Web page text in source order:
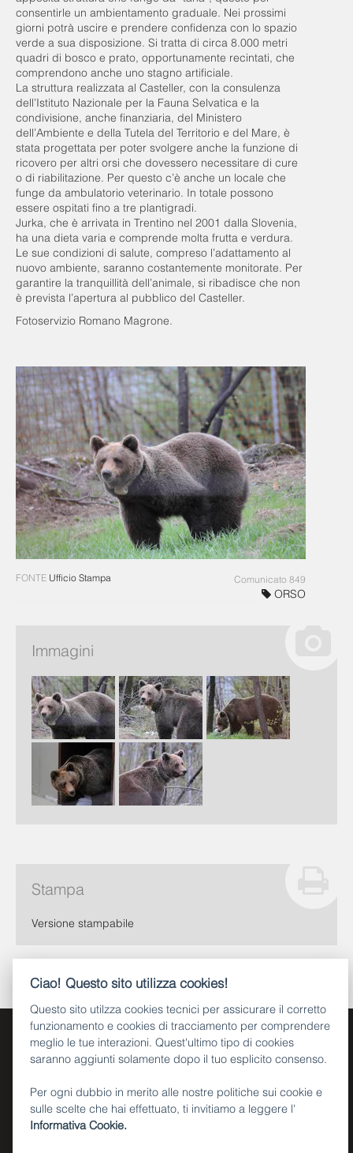
consentirle un ambientamento graduale. Nei prossimi
giorni potrà uscire e prendere confidenza con lo spazio
verde a sua disposizione. Si tratta di circa 8.000 metri
quadri di bosco e prato, opportunamente recintati, che
comprendono anche uno stagno artificiale.
La struttura realizzata al Casteller, con la consulenza
dell’Istituto Nazionale per la Fauna Selvatica e la
condivisione, anche finanziaria, del Ministero
dell’Ambiente e della Tutela del Territorio e del Mare, è
stata progettata per poter svolgere anche la funzione di
ricovero per altri orsi che dovessero necessitare di cure
o di riabilitazione. Per questo c’è anche un locale che
funge da ambulatorio veterinario. In totale possono
essere ospitati fino a tre plantigradi.
Jurka, che è arrivata in Trentino nel 2001 dalla Slovenia,
ha una dieta varia e comprende molta frutta e verdura.
Le sue condizioni di salute, compreso l’adattamento al
nuovo ambiente, saranno costantemente monitorate. Per
garantire la tranquillità dell’animale, si ribadisce che non
è prevista l’apertura al pubblico del Casteller.
Fotoservizio Romano Magrone.
FONTE Ufficio Stampa Comunicato 849
ORSO
Immagini
Stampa
Versione stampabile
Piazza Dante, 15 - 38122 Trento (IT)
Ciao! Questo sito utilizza cookies!
Questo sito utilzza cookies tecnici per assicurare il corretto
funzionamento e cookies di tracciamento per comprendere
meglio le tue interazioni. Quest'ultimo tipo di cookies
saranno aggiunti solamente dopo il tuo esplicito consenso.
Per ogni dubbio in merito alle nostre politiche sui cookie e
sulle scelte che hai effettuato, ti invitiamo a leggere l'
Informativa Cookie.